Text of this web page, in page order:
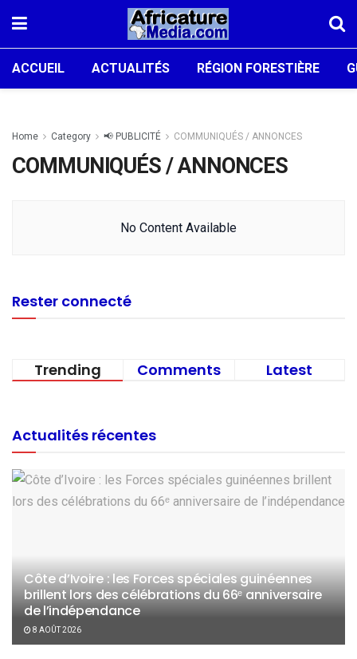
ACCUEIL ACTUALITÉS RÉGION FORESTIÈRE
Home Category 📢 PUBLICITÉ COMMUNIQUÉS / ANNONCES
COMMUNIQUÉS / ANNONCES
No Content Available
Rester connecté
Trending Comments Latest
Actualités récentes
Côte d’Ivoire : les Forces spéciales guinéennes
brillent lors des célébrations du 66ᵉ anniversaire
de l’indépendance
8 AOÛT 2026